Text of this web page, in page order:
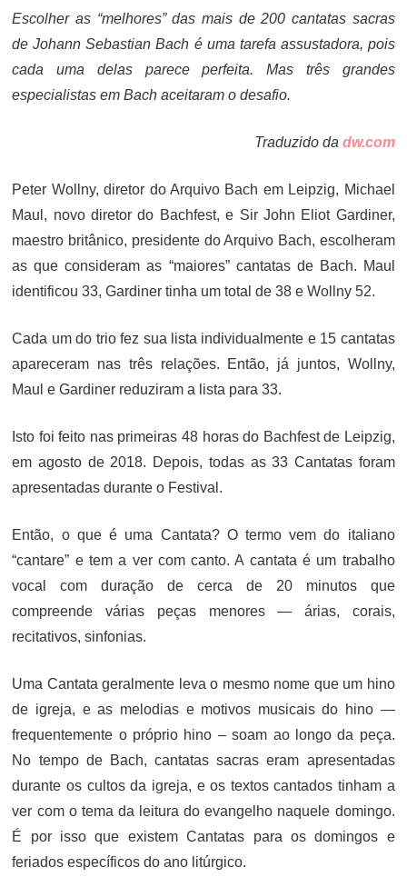
Escolher as “melhores” das mais de 200 cantatas sacras
de Johann Sebastian Bach é uma tarefa assustadora, pois
cada uma delas parece perfeita. Mas três grandes
especialistas em Bach aceitaram o desafio.
Traduzido da dw.com
Peter Wollny, diretor do Arquivo Bach em Leipzig, Michael
Maul, novo diretor do Bachfest, e Sir John Eliot Gardiner,
maestro britânico, presidente do Arquivo Bach, escolheram
as que consideram as “maiores” cantatas de Bach. Maul
identificou 33, Gardiner tinha um total de 38 e Wollny 52.
Cada um do trio fez sua lista individualmente e 15 cantatas
apareceram nas três relações. Então, já juntos, Wollny,
Maul e Gardiner reduziram a lista para 33.
Isto foi feito nas primeiras 48 horas do Bachfest de Leipzig,
em agosto de 2018. Depois, todas as 33 Cantatas foram
apresentadas durante o Festival.
Então, o que é uma Cantata? O termo vem do italiano
“cantare” e tem a ver com canto. A cantata é um trabalho
vocal com duração de cerca de 20 minutos que
compreende várias peças menores — árias, corais,
recitativos, sinfonias.
Uma Cantata geralmente leva o mesmo nome que um hino
de igreja, e as melodias e motivos musicais do hino —
frequentemente o próprio hino – soam ao longo da peça.
No tempo de Bach, cantatas sacras eram apresentadas
durante os cultos da igreja, e os textos cantados tinham a
ver com o tema da leitura do evangelho naquele domingo.
É por isso que existem Cantatas para os domingos e
feriados específicos do ano litúrgico.